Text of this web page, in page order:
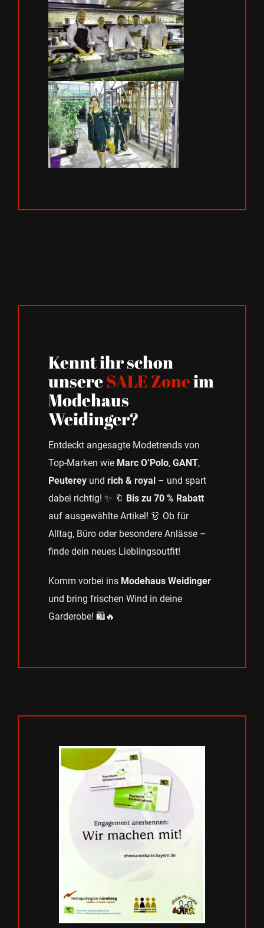
Kennt ihr schon
unsereSALE Zoneim
Modehaus
Weidinger?
Entdeckt angesagte Modetrends von
Top-Marken wie Marc O’Polo, GANT,
Peuterey und rich & royal – und spart
dabei richtig! ✨ 🔖 Bis zu 70 % Rabatt
auf ausgewählte Artikel! 👗 Ob für
Alltag, Büro oder besondere Anlässe –
finde dein neues Lieblingsoutfit!
Komm vorbei ins Modehaus Weidinger
und bring frischen Wind in deine
Garderobe! 🛍️🔥